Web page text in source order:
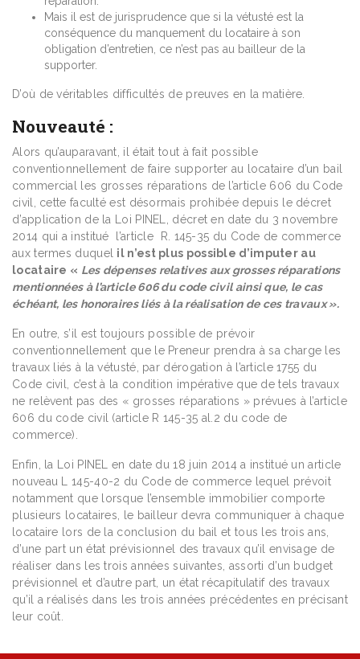
Mais il est de jurisprudence que si la vétusté est la
conséquence du manquement du locataire à son
obligation d’entretien, ce n’est pas au bailleur de la
supporter.
D’où de véritables difficultés de preuves en la matière.
Nouveauté :
Alors qu’auparavant, il était tout à fait possible
conventionnellement de faire supporter au locataire d’un bail
commercial les grosses réparations de l’article 606 du Code
civil, cette faculté est désormais prohibée depuis le décret
d’application de la Loi PINEL, décret en date du 3 novembre
2014 qui a institué l’article R. 145-35 du Code de commerce
aux termes duquel il n’est plus possible d’imputer au
locataire « Les dépenses relatives aux grosses réparations
mentionnées à l’article 606 du code civil ainsi que, le cas
échéant, les honoraires liés à la réalisation de ces travaux ».
En outre, s’il est toujours possible de prévoir
conventionnellement que le Preneur prendra à sa charge les
travaux liés à la vétusté, par dérogation à l’article 1755 du
Code civil, c’est à la condition impérative que de tels travaux
ne relèvent pas des « grosses réparations » prévues à l’article
606 du code civil (article R 145-35 al.2 du code de
commerce).
Enfin, la Loi PINEL en date du 18 juin 2014 a institué un article
nouveau L 145-40-2 du Code de commerce lequel prévoit
notamment que lorsque l’ensemble immobilier comporte
plusieurs locataires, le bailleur devra communiquer à chaque
locataire lors de la conclusion du bail et tous les trois ans,
d’une part un état prévisionnel des travaux qu’il envisage de
réaliser dans les trois années suivantes, assorti d’un budget
prévisionnel et d’autre part, un état récapitulatif des travaux
qu’il a réalisés dans les trois années précédentes en précisant
leur coût.